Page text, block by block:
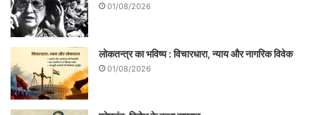
01/08/2026
लोकतन्त्र का भविष्य : विचारधारा, न्याय और नागरिक विवेक
01/08/2026